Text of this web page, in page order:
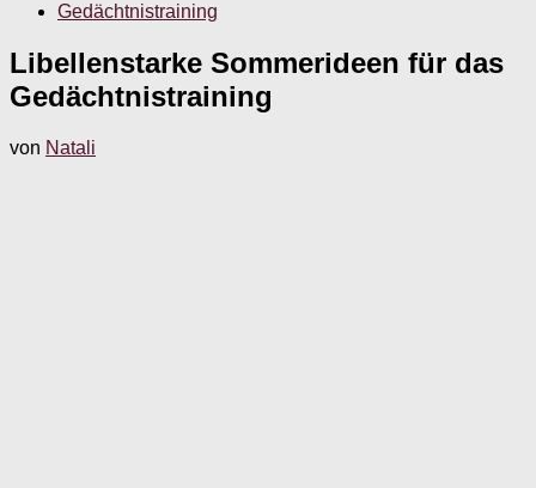
Gedächtnistraining
Libellenstarke Sommerideen für das
Gedächtnistraining
von Natali